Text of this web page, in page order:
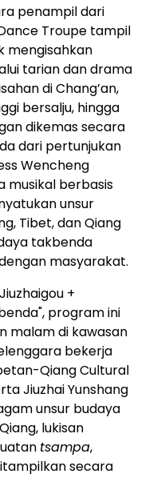
penampil dari
Troupe tampil
mengisahkan
tarian dan drama
di Chang’an,
bersalju, hingga
dikemas secara
dari pertunjukan
Wencheng
musikal berbasis
unsur
Tibet, dan Qiang
takbenda
masyarakat.
+
program ini
malam di kawasan
bekerja
Qiang Cultural
Jiuzhai Yunshang
unsur budaya
lukisan
tsampa,
secara